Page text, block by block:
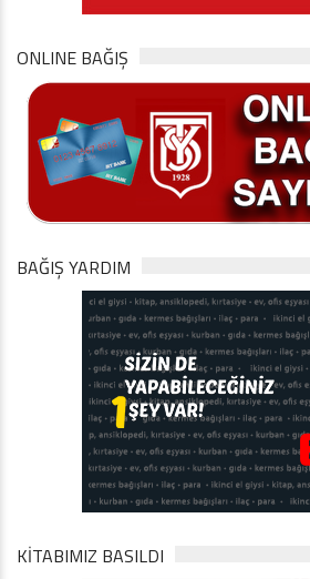
ONLINE BAĞIŞ
BAĞIŞ YARDIM
KİTABIMIZ BASILDI